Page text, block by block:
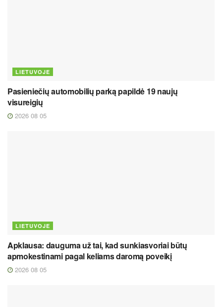
LIETUVOJE
Pasieniečių automobilių parką papildė 19 naujų
visureigių
2026 08 05
LIETUVOJE
Apklausa: dauguma už tai, kad sunkiasvoriai būtų
apmokestinami pagal keliams daromą poveikį
2026 08 05